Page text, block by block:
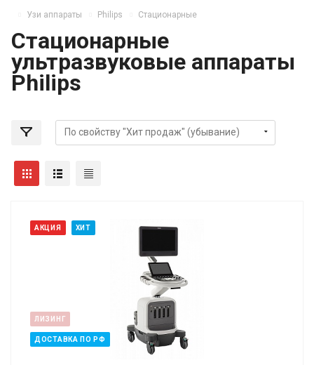
Узи аппараты Philips Стационарные
Стационарные
ультразвуковые аппараты
Philips
АКЦИЯ ХИТ
ЛИЗИНГ
ДОСТАВКА ПО РФ